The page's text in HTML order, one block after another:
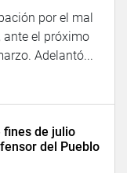
por el mal
ante el próximo
Adelantó...
fines de julio
del Pueblo